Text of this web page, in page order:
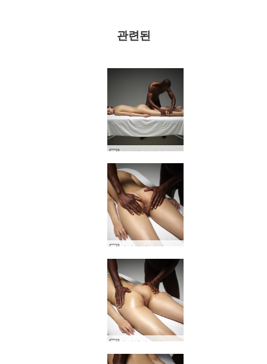
관련된
아리엘과 마이크 깊은 에로틱 마사지 #13
아리엘과 마이크 깊은 에로틱 마사지 #18